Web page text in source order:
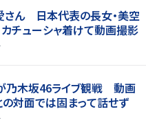
さん 日本代表の長女・美空
チューシャ着けて動画撮影
が乃木坂46ライブ観戦 動画
対面では固まって話せず